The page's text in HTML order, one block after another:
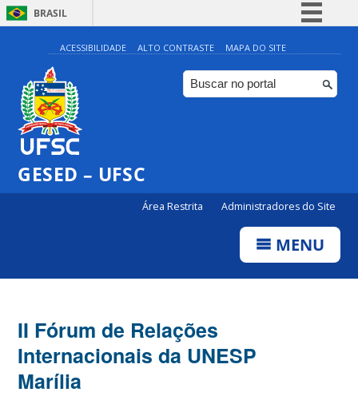
BRASIL
Simplifique!
Comunica BR
Participe
ACESSIBILIDADE ALTO CONTRASTE MAPA DO SITE
GESED – UFSC
Área Restrita Administradores do Site
MENU
II Fórum de Relações
Internacionais da UNESP
Marília